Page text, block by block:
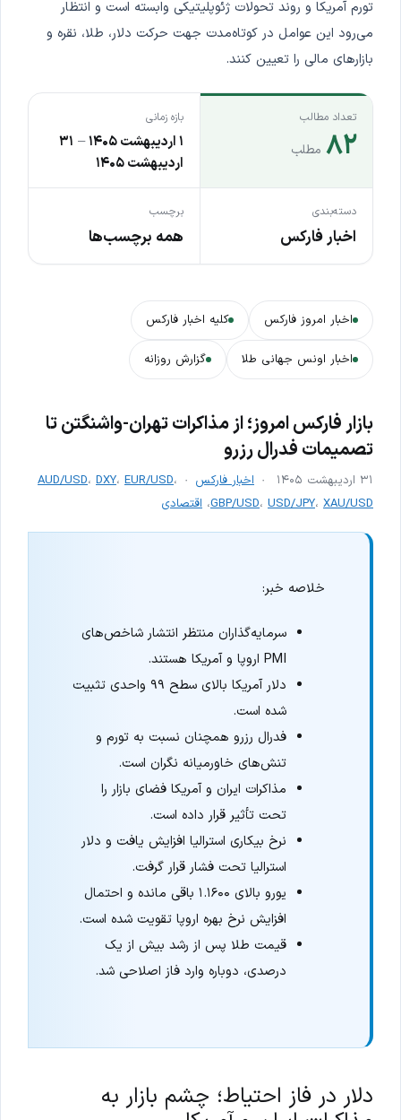
تورم آمریکا و روند تحولات ژئوپلیتیکی وابسته است و انتظار
می‌رود این عوامل در کوتاه‌مدت جهت حرکت دلار، طلا، نقره و
بازارهای مالی را تعیین کنند.
تعداد مطالب
۸۲ مطلب
بازه زمانی
۱ اردیبهشت ۱۴۰۵ – ۳۱
اردیبهشت ۱۴۰۵
دسته‌بندی
اخبار فارکس
برچسب
همه برچسب‌ها
اخبار امروز فارکس کلیه اخبار فارکس
اخبار اونس جهانی طلا گزارش روزانه
بازار فارکس امروز؛ از مذاکرات تهران-واشنگتن تا
تصمیمات فدرال رزرو
۳۱ اردیبهشت ۱۴۰۵ اخبار فارکس AUD/USD، DXY، EUR/USD،
GBP/USD، USD/JPY، XAU/USD ، اقتصادی
خلاصه خبر:
سرمایه‌گذاران منتظر انتشار شاخص‌های
PMI اروپا و آمریکا هستند.
دلار آمریکا بالای سطح ۹۹ واحدی تثبیت
شده است.
فدرال رزرو همچنان نسبت به تورم و
تنش‌های خاورمیانه نگران است.
مذاکرات ایران و آمریکا فضای بازار را
تحت تأثیر قرار داده است.
نرخ بیکاری استرالیا افزایش یافت و دلار
استرالیا تحت فشار قرار گرفت.
یورو بالای ۱.۱۶۰۰ باقی مانده و احتمال
افزایش نرخ بهره اروپا تقویت شده است.
قیمت طلا پس از رشد بیش از یک
درصدی، دوباره وارد فاز اصلاحی شد.
دلار در فاز احتیاط؛ چشم بازار به